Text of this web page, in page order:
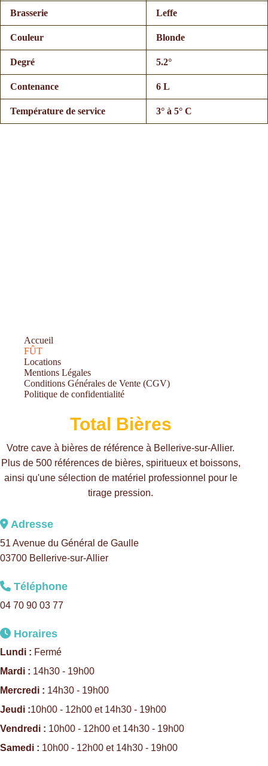
Brasserie Leffe
Couleur Blonde
Degré 5.2°
Contenance 6 L
Température de service 3° à 5° C
Accueil
FÛT
Locations
Mentions Légales
Conditions Générales de Vente (CGV)
Politique de confidentialité
Total Bières
Votre cave à bières de référence à Bellerive-sur-Allier.
Plus de 500 références de bières, spiritueux et boissons,
ainsi qu'une sélection de matériel professionnel pour le
tirage pression.
Adresse
51 Avenue du Général de Gaulle
03700 Bellerive-sur-Allier
Téléphone
04 70 90 03 77
Horaires
Lundi : Fermé
Mardi : 14h30 - 19h00
Mercredi : 14h30 - 19h00
Jeudi :10h00 - 12h00 et 14h30 - 19h00
Vendredi : 10h00 - 12h00 et 14h30 - 19h00
Samedi : 10h00 - 12h00 et 14h30 - 19h00